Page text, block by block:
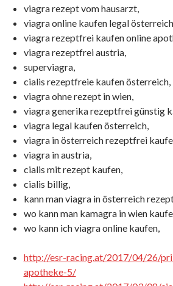
viagra rezept vom hausarzt,
viagra online kaufen legal
viagra rezeptfrei kaufen online
viagra rezeptfrei austria,
superviagra,
cialis rezeptfreie kaufen österreich,
viagra ohne rezept in wien,
viagra generika rezeptfrei günstig
viagra legal kaufen österreich,
viagra in österreich rezeptfrei
viagra in austria,
cialis mit rezept kaufen,
cialis billig,
kann man viagra in österreich
wo kann man kamagra in wien
wo kann ich viagra online kaufen,
http://esr-racing.at/2017/04/26/
apotheke-5/